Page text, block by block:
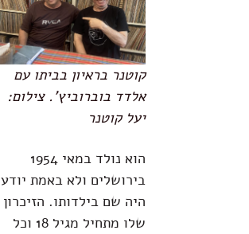
קוטנר בראיון בביתו עם
אלדד בוברוביץ'. צילום:
יעל קוטנר
הוא נולד במאי 1954
בירושלים ולא באמת יודע
היה שם בילדותו. הזיכרון
שלו מתחיל מגיל 18 וכל